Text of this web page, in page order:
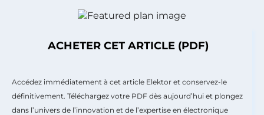
ACHETER CET ARTICLE (PDF)
Accédez immédiatement à cet article Elektor et conservez-le
définitivement. Téléchargez votre PDF dès aujourd’hui et plongez
dans l’univers de l’innovation et de l’expertise en électronique